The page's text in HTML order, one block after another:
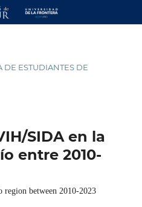
DE ESTUDIANTES DE
SIDA en la
entre 2010-
between 2010-2023